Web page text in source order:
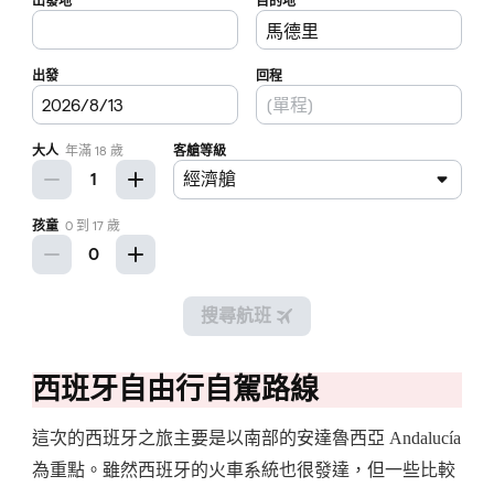
西班牙自由行自駕路線
這次的西班牙之旅主要是以南部的安達魯西亞 Andalucía
為重點。雖然西班牙的火車系統也很發達，但一些比較